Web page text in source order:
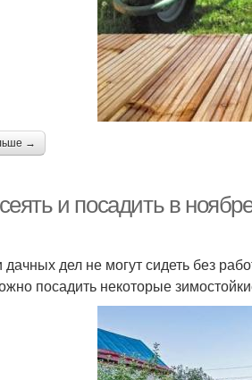
→
и посадить в
дел не могут сидеть без
посадить некоторые